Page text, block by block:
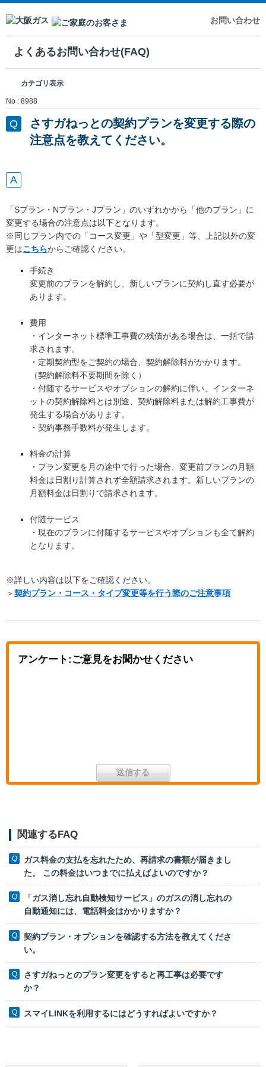
お問い合わせ
よくあるお問い合わせ(FAQ)
カテゴリ表示
No : 8988
さすガねっとの契約プランを変更する際の
注意点を教えてください。
「Sプラン・Nプラン・Jプラン」のいずれかから「他のプラン」に
変更する場合の注意点は以下となります。
※同じプラン内での「コース変更」や「型変更」等、上記以外の変
更はこちらからご確認ください。
手続き
変更前のプランを解約し、新しいプランに契約し直す必要が
あります。
費用
・インターネット標準工事費の残債がある場合は、一括で請
求されます。
・定期契約型をご契約の場合、契約解除料がかかります。
（契約解除料不要期間を除く）
・付随するサービスやオプションの解約に伴い、インターネ
ットの契約解除料とは別途、契約解除料または解約工事費が
発生する場合があります。
・契約事務手数料が発生します。
料金の計算
・プラン変更を月の途中で行った場合、変更前プランの月額
料金は日割り計算されず全額請求されます。新しいプランの
月額料金は日割りで請求されます。
付随サービス
・現在のプランに付随するサービスやオプションも全て解約
となります。
※詳しい内容は以下をご確認ください。
＞契約プラン・コース・タイプ変更等を行う際のご注意事項
アンケート:ご意見をお聞かせください
関連するFAQ
ガス料金の支払を忘れたため、再請求の書類が届きまし
た。 この料金はいつまでに払えばよいのですか？
「ガス消し忘れ自動検知サービス」のガスの消し忘れの
自動通知には、電話料金はかかりますか？
契約プラン・オプションを確認する方法を教えてくださ
い。
さすガねっとのプラン変更をすると再工事は必要です
か？
スマイLINKを利用するにはどうすればよいですか？